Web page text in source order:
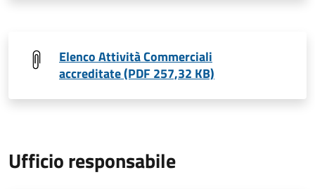
Elenco Attività Commerciali
accreditate (PDF 257,32 KB)
Ufficio responsabile